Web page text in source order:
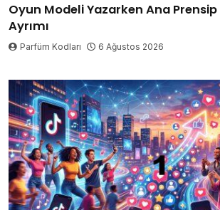
Oyun Modeli Yazarken Ana
Ayrımı
Parfüm Kodları 6 Ağustos 2026